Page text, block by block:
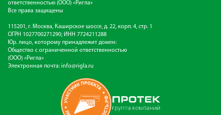
ответственностью (ООО) «Ригла»
Все права защищены
115201, г. Москва, Каширское шоссе, д. 22, корп. 4, стр. 1
ОГРН 1027700271290; ИНН 7724211288
Юр. лицо, которому принадлежит домен:
Общество с ограниченной ответственностью
(ООО) «Ригла»
Электронная почта: info@rigla.ru